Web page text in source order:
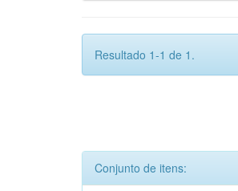
Resultado 1-1 de 1.
Conjunto de itens: